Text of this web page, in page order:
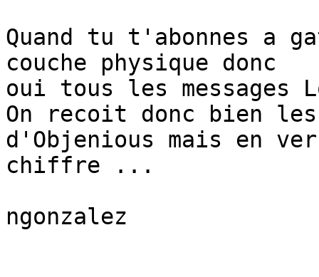
Quand tu t'abonnes a
couche physique donc
oui tous les messages
On recoit donc bien
d'Objenious mais en
chiffre ...
ngonzalez